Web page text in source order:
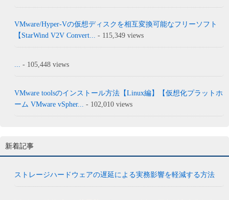
VMware/Hyper-Vの仮想ディスクを相互変換可能なフリーソフト
【StarWind V2V Convert...
- 115,349 views
- 105,448 views
VMware toolsのインストール方法【Linux編】【仮想化プラットホ
ーム VMware vSpher... - 102,010 views
新着記事
ストレージハードウェアの遅延による実務影響を軽減する方法